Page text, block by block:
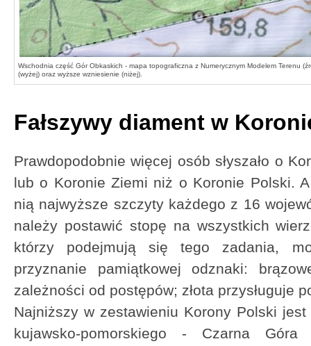
Wschodnia część Gór Obkaskich - mapa topograficzna z Numerycznym Modelem Terenu
(wyżej) oraz wyższe wzniesienie (niżej).
Fałszywy diament w
Prawdopodobnie więcej osób słyszało o
lub o Koronie Ziemi niż o Koronie Polski.
nią najwyższe szczyty każdego z 16
należy postawić stopę na wszystkich
którzy podejmują się tego zadania,
przyznanie pamiątkowej odznaki:
zależności od postępów; złota przysługuje
Najniższy w zestawieniu Korony Polski
kujawsko-pomorskiego - Czarna